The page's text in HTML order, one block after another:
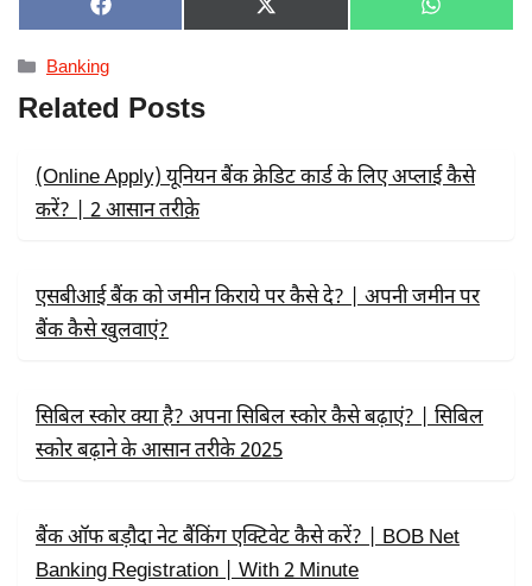
SHARE
ON
F
A
B
O
SHARE
ON
X
(
R
SHARE
ON
W
H
Categories
Banking
Related Posts
(Online Apply) यूनियन बैंक क्रेडिट कार्ड के लिए अप्लाई कैसे
करें? | 2 आसान तरीक़े
एसबीआई बैंक को जमीन किराये पर कैसे दे? | अपनी जमीन पर
बैंक कैसे खुलवाएं?
सिबिल स्कोर क्या है? अपना सिबिल स्कोर कैसे बढ़ाएं? | सिबिल
स्कोर बढ़ाने के आसान तरीके 2025
बैंक ऑफ बड़ौदा नेट बैंकिंग एक्टिवेट कैसे करें? | BOB Net
Banking Registration | With 2 Minute